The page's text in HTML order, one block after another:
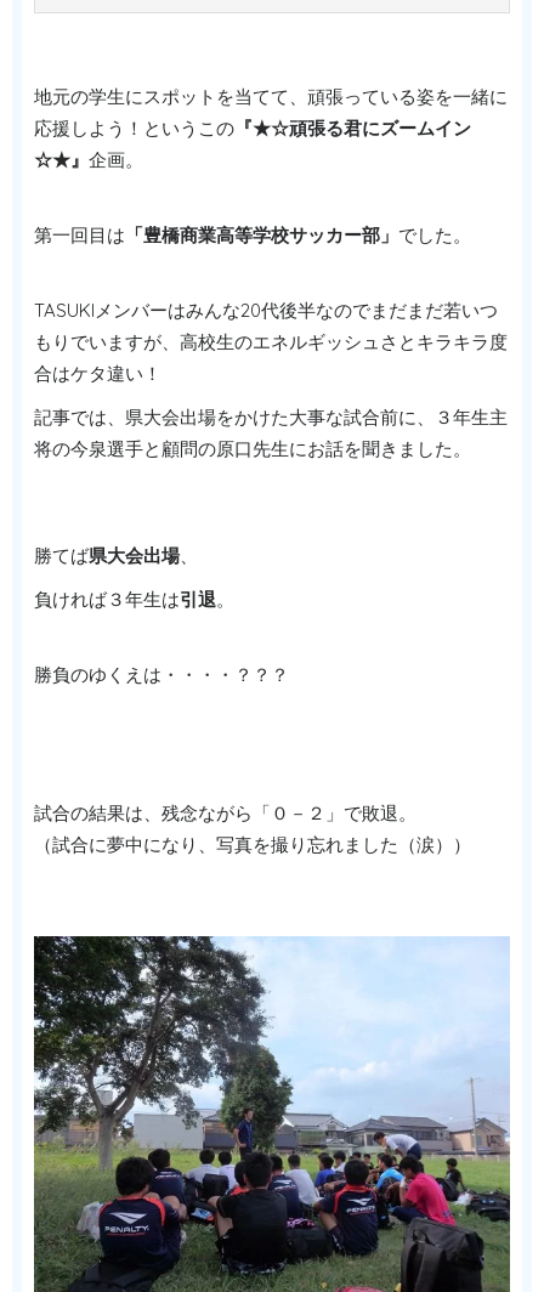
地元の学生にスポットを当てて、頑張っている姿を一緒に
応援しよう！というこの 『★☆頑張る君にズームイン
☆★』 企画。
第一回目は 「豊橋商業高等学校サッカー部」 でした。
TASUKIメンバーはみんな20代後半なのでまだまだ若いつ
もりでいますが、高校生のエネルギッシュさとキラキラ度
合はケタ違い！
記事では、県大会出場をかけた大事な試合前に、３年生主
将の今泉選手と顧問の原口先生にお話を聞きました。
勝てば県大会出場、
負ければ３年生は引退。
勝負のゆくえは・・・・？？？
試合の結果は、残念ながら「０－２」で敗退。
（試合に夢中になり、写真を撮り忘れました（涙））